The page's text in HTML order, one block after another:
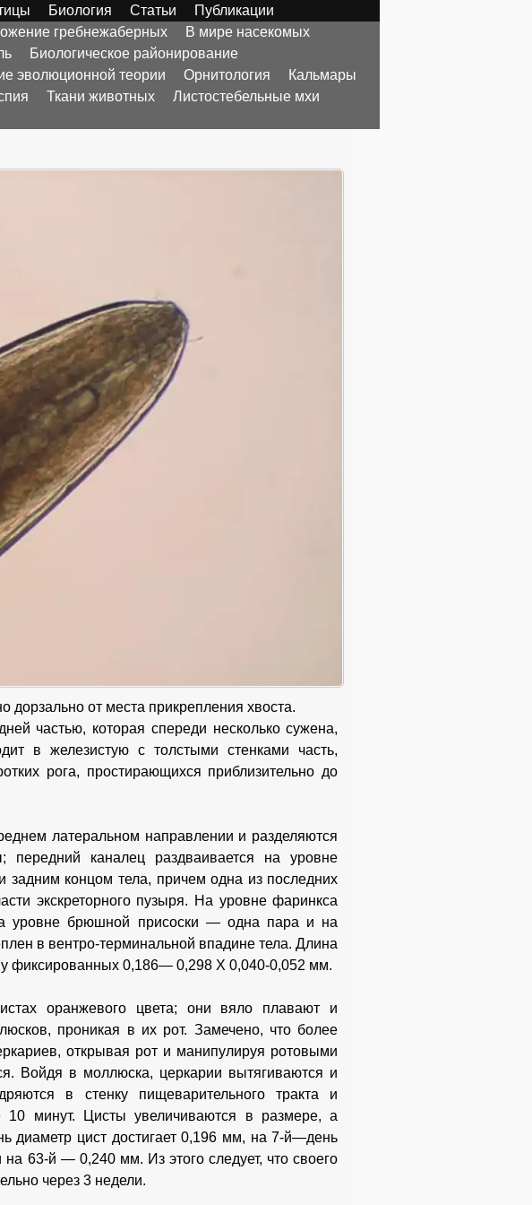
Биология Статьи
Публикации
гребнежаберных
В мире насекомых
Биологическое районирование
эволюционной теории Орнитология
Кальмары
Ткани животных
Листостебельные мхи
дорзально от места прикрепления хвоста.
частью, которая спереди несколько сужена,
в железистую с толстыми стенками часть,
рога, простирающихся приблизительно до
латеральном направлении и разделяются
каналец раздваивается на уровне
концом тела, причем одна из последних
экскреторного пузыря. На уровне фаринкса
уровне брюшной присоски — одна пара и на
в вентро-терминальной впадине тела. Длина
фиксированных 0,186— 0,298 X 0,040-0,052 мм.
оранжевого цвета; они вяло плавают и
проникая в их рот. Замечено, что более
открывая рот и манипулируя ротовыми
Войдя в моллюска, церкарии вытягиваются и
в стенку пищеварительного тракта и
10 минут. Цисты увеличиваются в размере, а
диаметр цист достигает 0,196 мм, на 7-й—день
63-й — 0,240 мм. Из этого следует, что своего
через 3 недели.